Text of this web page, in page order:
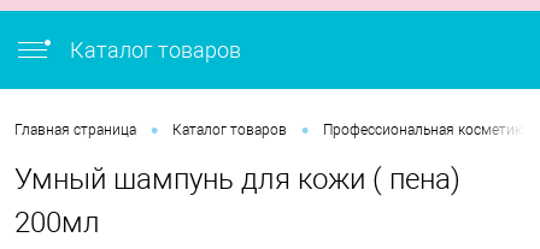
Каталог товаров
Главная страница • Каталог товаров • Профессиональная косметика
Умный шампунь для кожи ( пена)
200мл